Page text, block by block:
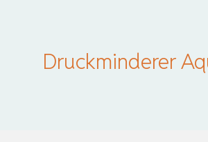
Druckminderer